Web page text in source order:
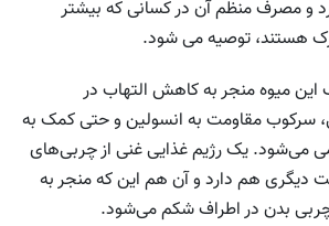
و مصرف منظم آن در کسانی که بیشتر
هستند، توصیه می شود.
میوه منجر به کاهش التهاب در
سرکوب مقاومت به انسولین و حتی کمک به
یک رژیم غذایی غنی از چربی‌های
دیگری هم دارد و آن هم این که منجر به
چربی بدن در اطراف شکم می‌شود.